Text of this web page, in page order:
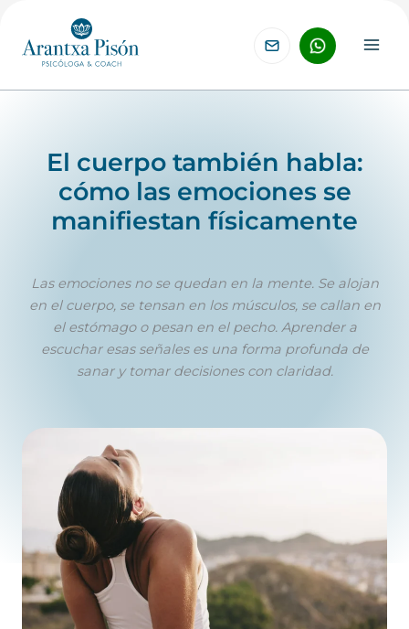
contenido
El cuerpo también habla:
cómo las emociones se
manifiestan físicamente
Las emociones no se quedan en la mente. Se alojan
en el cuerpo, se tensan en los músculos, se callan en
el estómago o pesan en el pecho. Aprender a
escuchar esas señales es una forma profunda de
sanar y tomar decisiones con claridad.
octubre 6, 2025 4 minutes of reading